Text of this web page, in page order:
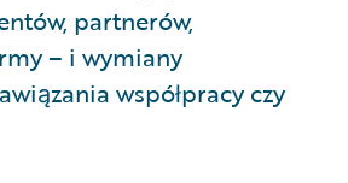
partnerów,
– i wymiany
współpracy czy